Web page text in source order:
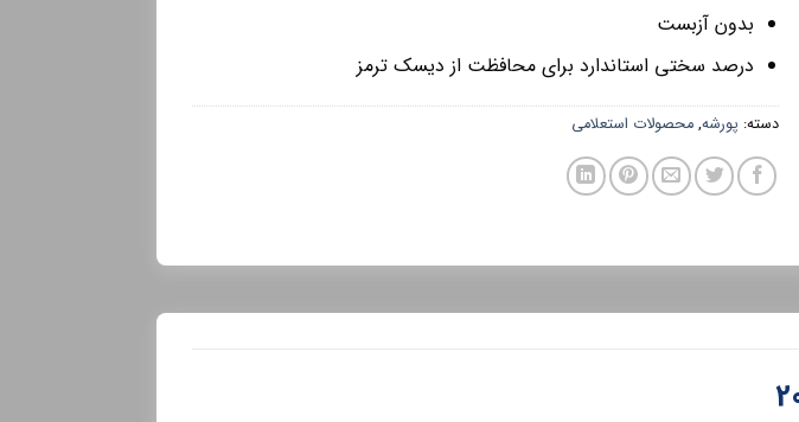
بدون آزبست
درصد سختی استاندارد برای محافظت از دیسک ترمز
دسته: پورشه, محصولات استعلامی